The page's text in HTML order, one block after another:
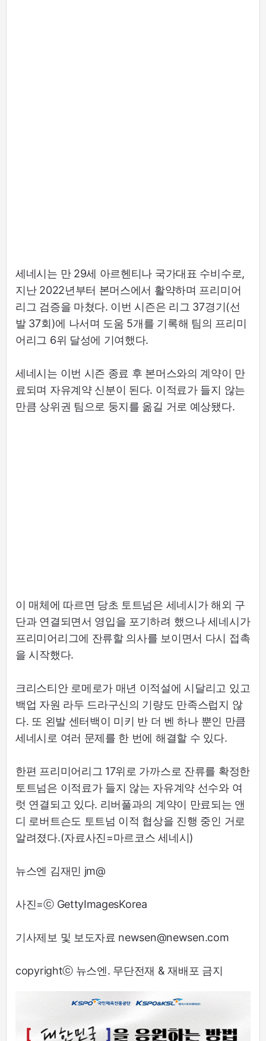
세네시는 만 29세 아르헨티나 국가대표 수비수로,
지난 2022년부터 본머스에서 활약하며 프리미어
리그 검증을 마쳤다. 이번 시즌은 리그 37경기(선
발 37회)에 나서며 도움 5개를 기록해 팀의 프리미
어리그 6위 달성에 기여했다.
세네시는 이번 시즌 종료 후 본머스와의 계약이 만
료되며 자유계약 신분이 된다. 이적료가 들지 않는
만큼 상위권 팀으로 둥지를 옮길 거로 예상됐다.
이 매체에 따르면 당초 토트넘은 세네시가 해외 구
단과 연결되면서 영입을 포기하려 했으나 세네시가
프리미어리그에 잔류할 의사를 보이면서 다시 접촉
을 시작했다.
크리스티안 로메로가 매년 이적설에 시달리고 있고
백업 자원 라두 드라구신의 기량도 만족스럽지 않
다. 또 왼발 센터백이 미키 반 더 벤 하나 뿐인 만큼
세네시로 여러 문제를 한 번에 해결할 수 있다.
한편 프리미어리그 17위로 가까스로 잔류를 확정한
토트넘은 이적료가 들지 않는 자유계약 선수와 여
럿 연결되고 있다. 리버풀과의 계약이 만료되는 앤
디 로버트슨도 토트넘 이적 협상을 진행 중인 거로
알려졌다.(자료사진=마르코스 세네시)
뉴스엔 김재민 jm@
사진=ⓒ GettyImagesKorea
기사제보 및 보도자료 newsen@newsen.com
copyrightⓒ 뉴스엔. 무단전재 & 재배포 금지